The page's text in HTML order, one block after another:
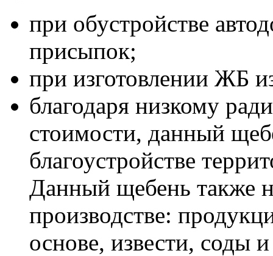
при обустройстве
присыпок;
при изготовлении ЖБ
благодаря низкому
стоимости, данный
благоустройстве
Данный щебень также
производстве:
основе, извести, соды